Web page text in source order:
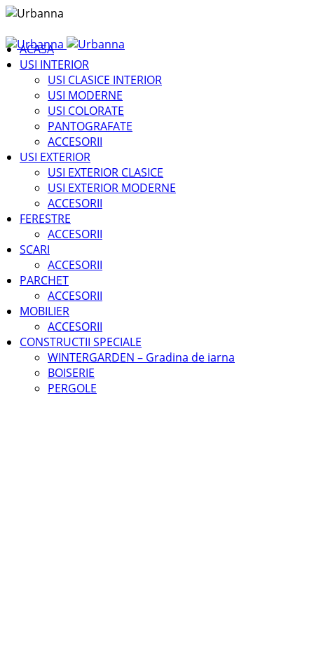
ACASA
USI INTERIOR
USI CLASICE INTERIOR
USI MODERNE
USI COLORATE
PANTOGRAFATE
ACCESORII
USI EXTERIOR
USI EXTERIOR CLASICE
USI EXTERIOR MODERNE
ACCESORII
FERESTRE
ACCESORII
SCARI
ACCESORII
PARCHET
ACCESORII
MOBILIER
ACCESORII
CONSTRUCTII SPECIALE
WINTERGARDEN – Gradina de iarna
BOISERIE
PERGOLE